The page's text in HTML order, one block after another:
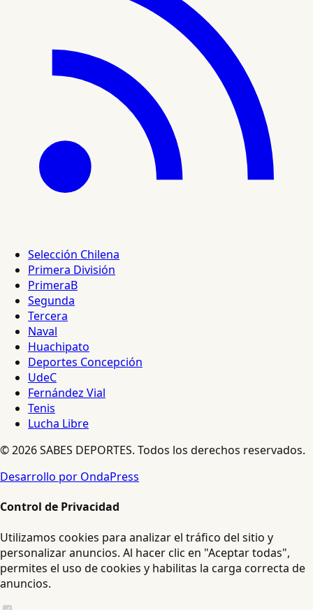
Selección Chilena
Primera División
PrimeraB
Segunda
Tercera
Naval
Huachipato
Deportes Concepción
UdeC
Fernández Vial
Tenis
Lucha Libre
© 2026 SABES DEPORTES. Todos los derechos reservados.
Desarrollo por OndaPress
Control de Privacidad
Utilizamos cookies para analizar el tráfico del sitio y
personalizar anuncios. Al hacer clic en "Aceptar todas",
permites el uso de cookies y habilitas la carga correcta de
anuncios.